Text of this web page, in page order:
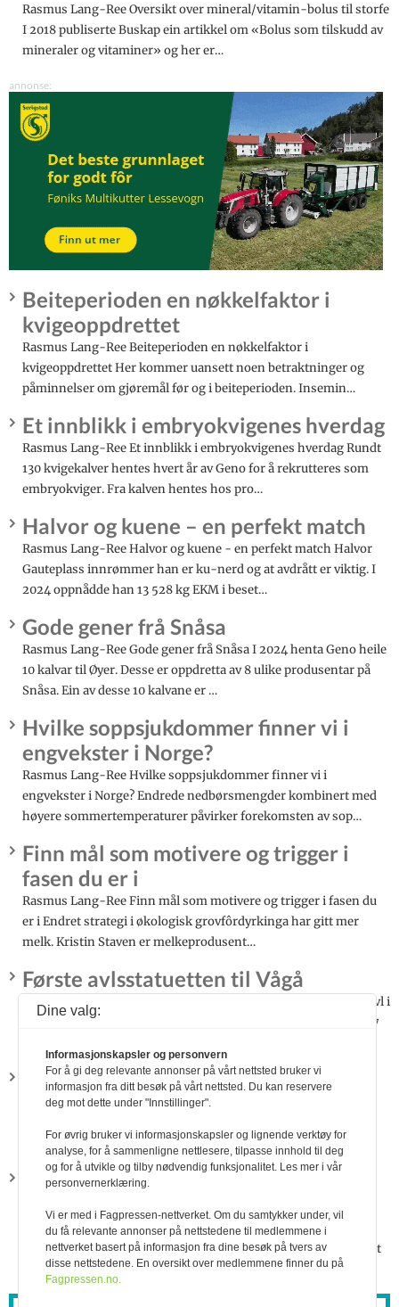
Rasmus Lang-Ree Oversikt over mineral/vitamin-bolus til storfe
I 2018 publiserte Buskap ein artikkel om «Bolus som tilskudd av
mineraler og vitaminer» og her er…
Beiteperioden en nøkkelfaktor i
kvigeoppdrettet
Rasmus Lang-Ree Beiteperioden en nøkkelfaktor i
kvigeoppdrettet Her kommer uansett noen betraktninger og
påminnelser om gjøremål før og i beiteperioden. Insemin…
Et innblikk i embryokvigenes hverdag
Rasmus Lang-Ree Et innblikk i embryokvigenes hverdag Rundt
130 kvigekalver hentes hvert år av Geno for å rekrutteres som
embryokviger. Fra kalven hentes hos pro…
Halvor og kuene – en perfekt match
Rasmus Lang-Ree Halvor og kuene - en perfekt match Halvor
Gauteplass innrømmer han er ku-nerd og at avdrått er viktig. I
2024 oppnådde han 13 528 kg EKM i beset…
Gode gener frå Snåsa
Rasmus Lang-Ree Gode gener frå Snåsa I 2024 henta Geno heile
10 kalvar til Øyer. Desse er oppdretta av 8 ulike produsentar på
Snåsa. Ein av desse 10 kalvane er …
Hvilke soppsjukdommer finner vi i
engvekster i Norge?
Rasmus Lang-Ree Hvilke soppsjukdommer finner vi i
engvekster i Norge? Endrede nedbørsmengder kombinert med
høyere sommertemperaturer påvirker forekomsten av sop…
Finn mål som motivere og trigger i
fasen du er i
Rasmus Lang-Ree Finn mål som motivere og trigger i fasen du
er i Endret strategi i økologisk grovfôrdyrkinga har gitt mer
melk. Kristin Staven er melkeprodusent…
Første avlsstatuetten til Vågå
Rasmus Lang-Ree Første avlsstatuetten til Vågå Systematisk avl i
besetningen siden 1979 ga gevinst med avlsstatuetten til 12387
Metansensor i båsfjøs på Vestlandet
Rasmus Lang-Ree Metansensor i båsfjøs på Vestlandet En av
ulike metanreduserende fôrvarer, og å dok…
Ta vare på grassurfôret – med
ensileringsmiddel
Rasmus Lang-Ree Ta vare på grassurfôret - med
ensileringsmiddel Resultater fra melkekuforsøkene i prosjektet
med kortnavn «Engprot» har vist at bruk av maursyre…
Dine valg:
Informasjonskapsler og personvern
For å gi deg relevante annonser på vårt nettsted bruker vi
informasjon fra ditt besøk på vårt nettsted. Du kan reservere
deg mot dette under "Innstillinger".
For øvrig bruker vi informasjonskapsler og lignende verktøy for
analyse, for å sammenligne nettlesere, tilpasse innhold til deg
og for å utvikle og tilby nødvendig funksjonalitet. Les mer i vår
personvernerklæring.
Vi er med i Fagpressen-nettverket. Om du samtykker under, vil
du få relevante annonser på nettstedene til medlemmene i
nettverket basert på informasjon fra dine besøk på tvers av
disse nettstedene. En oversikt over medlemmene finner du på
Fagpressen.no.